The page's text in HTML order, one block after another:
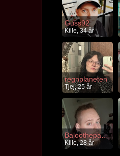
Guss92
Kille, 34 år
regnplaneten
Tjej, 25 år
Baloothepanda
Kille, 28 år